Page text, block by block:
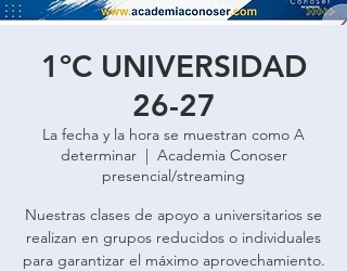
1ºC UNIVERSIDAD
26-27
La fecha y la hora se muestran como A
determinar
  |
Academia Conoser
presencial/streaming
Nuestras clases de apoyo a universitarios se
realizan en grupos reducidos o individuales
para garantizar el máximo aprovechamiento.